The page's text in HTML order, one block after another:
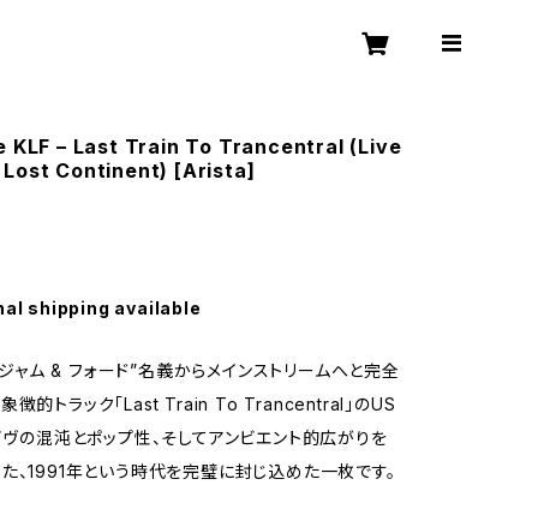
KLF – Last Train To Trancentral (Live
Lost Continent) [Arista]
shipping available
ム & フォード”名義からメインストリームへと完全
徴的トラック「Last Train To Trancentral」のUS
ヴの混沌とポップ性、そしてアンビエント的広がりを
、1991年という時代を完璧に封じ込めた一枚です。